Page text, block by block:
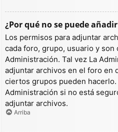
¿Por qué no se puede
Los permisos para adjuntar
cada foro, grupo, usuario y son
Administración. Tal vez La
adjuntar archivos en el foro en
ciertos grupos pueden
Administración si no está
adjuntar archivos.
Arriba